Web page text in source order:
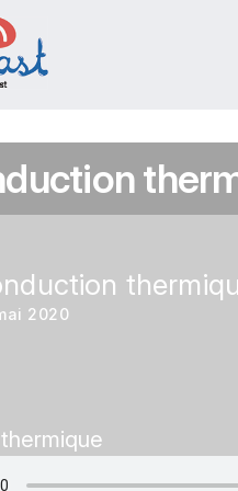
2020